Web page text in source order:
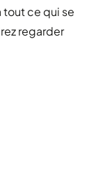
tout ce qui se
regarder